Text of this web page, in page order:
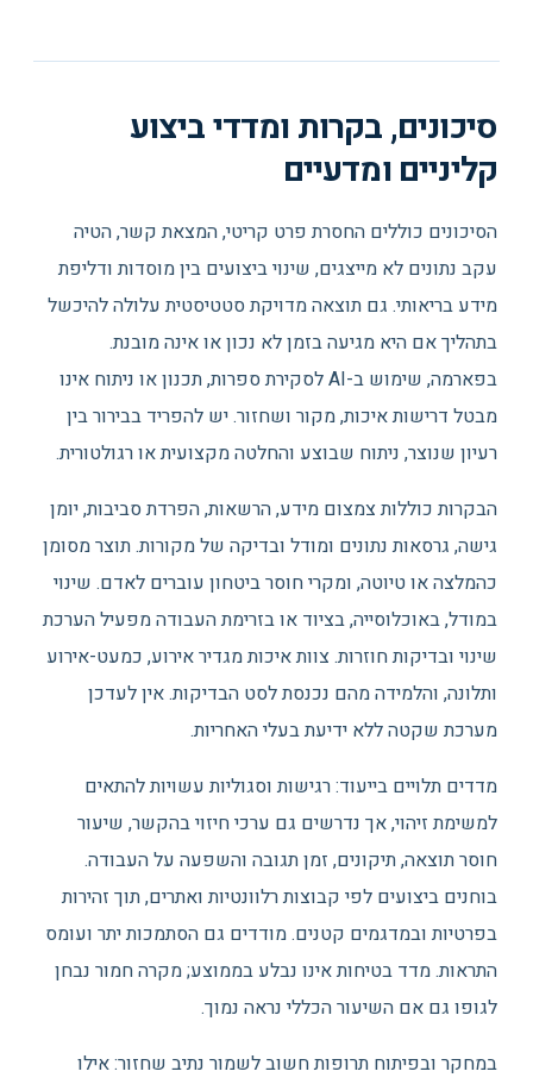
סיכונים, בקרות ומדדי ביצוע
קליניים ומדעיים
הסיכונים כוללים החסרת פרט קריטי, המצאת קשר, הטיה
עקב נתונים לא מייצגים, שינוי ביצועים בין מוסדות ודליפת
מידע בריאותי. גם תוצאה מדויקת סטטיסטית עלולה להיכשל
בתהליך אם היא מגיעה בזמן לא נכון או אינה מובנת.
בפארמה, שימוש ב-AI לסקירת ספרות, תכנון או ניתוח אינו
מבטל דרישות איכות, מקור ושחזור. יש להפריד בבירור בין
רעיון שנוצר, ניתוח שבוצע והחלטה מקצועית או רגולטורית.
הבקרות כוללות צמצום מידע, הרשאות, הפרדת סביבות, יומן
גישה, גרסאות נתונים ומודל ובדיקה של מקורות. תוצר מסומן
כהמלצה או טיוטה, ומקרי חוסר ביטחון עוברים לאדם. שינוי
במודל, באוכלוסייה, בציוד או בזרימת העבודה מפעיל הערכת
שינוי ובדיקות חוזרות. צוות איכות מגדיר אירוע, כמעט-אירוע
ותלונה, והלמידה מהם נכנסת לסט הבדיקות. אין לעדכן
מערכת שקטה ללא ידיעת בעלי האחריות.
מדדים תלויים בייעוד: רגישות וסגוליות עשויות להתאים
למשימת זיהוי, אך נדרשים גם ערכי חיזוי בהקשר, שיעור
חוסר תוצאה, תיקונים, זמן תגובה והשפעה על העבודה.
בוחנים ביצועים לפי קבוצות רלוונטיות ואתרים, תוך זהירות
בפרטיות ובמדגמים קטנים. מודדים גם הסתמכות יתר ועומס
התראות. מדד בטיחות אינו נבלע בממוצע; מקרה חמור נבחן
לגופו גם אם השיעור הכללי נראה נמוך.
במחקר ובפיתוח תרופות חשוב לשמור נתיב שחזור: אילו